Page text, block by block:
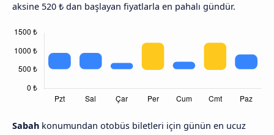
aksine 520 ₺ dan başlayan fiyatlarla en pahalı gündür.
Sabah konumundan otobüs biletleri için günün en ucuz